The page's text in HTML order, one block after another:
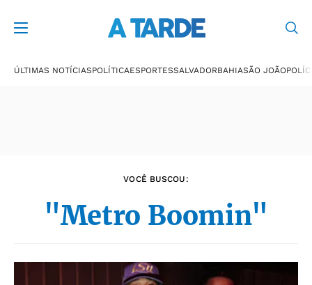
ÚLTIMAS NOTÍCIASPOLÍTICAESPORTESSALVADORBAHIASÃO JOÃO
VOCÊ BUSCOU:
"Metro Boomin"